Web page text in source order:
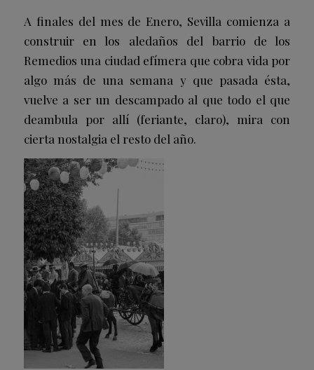
A finales del mes de Enero, Sevilla comienza a
construir en los aledaños del barrio de los
Remedios una ciudad efímera que cobra vida por
algo más de una semana y que pasada ésta,
vuelve a ser un descampado al que todo el que
deambula por allí (feriante, claro), mira con
cierta nostalgia el resto del año.